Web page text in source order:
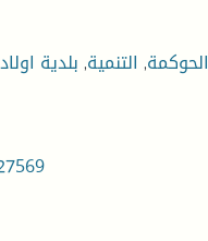
الحوكمة, التنمية,بلدية